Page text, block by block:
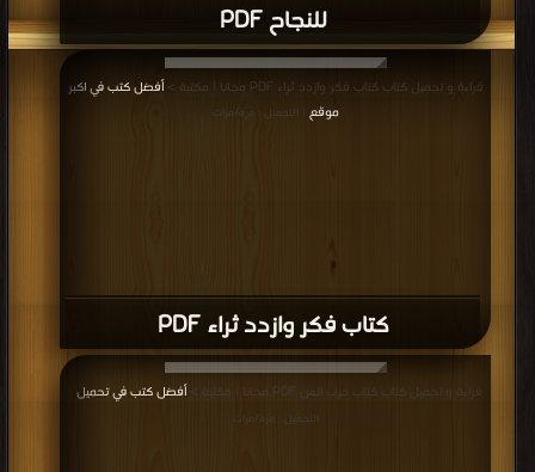
للنجاح PDF
كتاب فكر وازدد ثراء PDF
قراءة و تحميل كتاب كتاب فكر وازدد ثراء PDF مجانا | مكتبة >
أفضل كتب في اكبر
موقع
| التحميل : مرة/مرات
قراءة و تحميل كتاب كتاب حرب الفن PDF مجانا | مكتبة > أفضل كتب في تحميل
التحميل : مرة/مرات